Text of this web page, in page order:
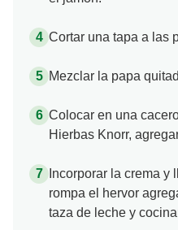
Cortar una tapa a las
Mezclar la papa
Colocar en una
Hierbas Knorr,
Incorporar la crema y
rompa el hervor
taza de leche y